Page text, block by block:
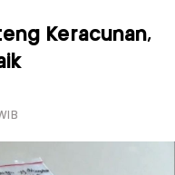
Keracunan,